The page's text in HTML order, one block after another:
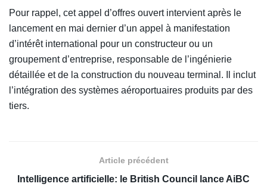
Pour rappel, cet appel d’offres ouvert intervient après le
lancement en mai dernier d’un appel à manifestation
d’intérêt international pour un constructeur ou un
groupement d’entreprise, responsable de l’ingénierie
détaillée et de la construction du nouveau terminal. Il inclut
l’intégration des systèmes aéroportuaires produits par des
tiers.
Article précédent
Intelligence artificielle: le British Council lance AiBC